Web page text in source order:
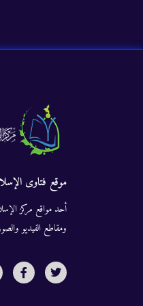
موقع فتاوى
أحد مواقع مركز
ومقاطع الفيديو